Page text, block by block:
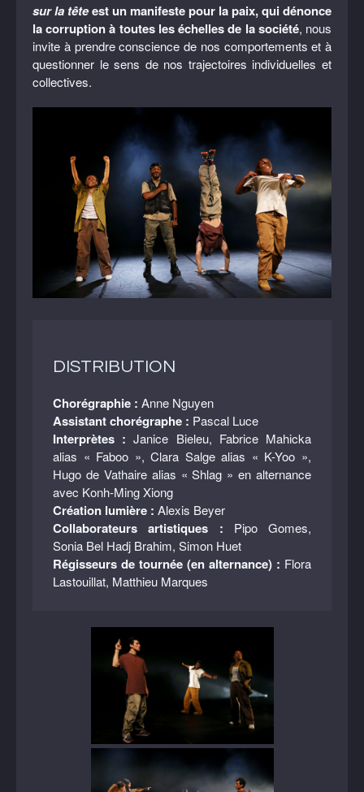
sur la têteest un manifeste pour la paix, qui dénonce
la corruption à toutes les échelles de la société, nous
invite à prendre conscience de nos comportements et à
questionner le sens de nos trajectoires individuelles et
collectives.
DISTRIBUTION
Chorégraphie : Anne Nguyen
Assistant chorégraphe : Pascal Luce
Interprètes : Janice Bieleu, Fabrice Mahicka
alias « Faboo », Clara Salge alias « K-Yoo »,
Hugo de Vathaire alias « Shlag » en alternance
avec Konh-Ming Xiong
Création lumière : Alexis Beyer
Collaborateurs artistiques : Pipo Gomes,
Sonia Bel Hadj Brahim, Simon Huet
Régisseurs de tournée (en alternance) : Flora
Lastouillat, Matthieu Marques